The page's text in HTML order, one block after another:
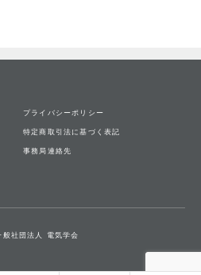
プライバシーポリシー
特定商取引法に基づく表記
事務局連絡先
社団法人 電気学会